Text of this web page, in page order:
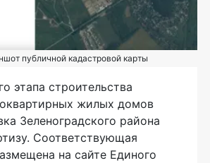
публичной кадастровой карты
этапа строительства
жилых домов
Зеленоградского района
Соответствующая
на сайте Единого